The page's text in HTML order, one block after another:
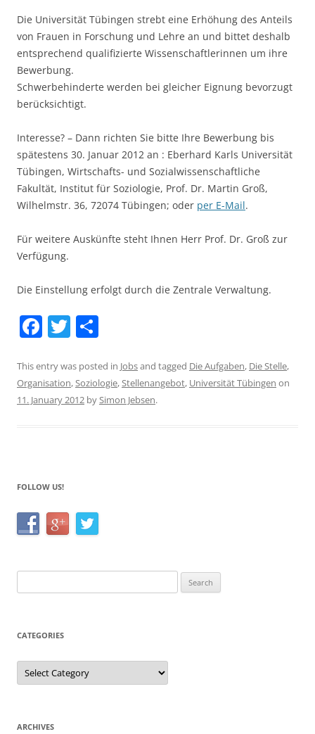
Die Universität Tübingen strebt eine Erhöhung des Anteils
von Frauen in Forschung und Lehre an und bittet deshalb
entsprechend qualifizierte Wissenschaftlerinnen um ihre
Bewerbung.
Schwerbehinderte werden bei gleicher Eignung bevorzugt
berücksichtigt.
Interesse? – Dann richten Sie bitte Ihre Bewerbung bis
spätestens 30. Januar 2012 an : Eberhard Karls Universität
Tübingen, Wirtschafts- und Sozialwissenschaftliche
Fakultät, Institut für Soziologie, Prof. Dr. Martin Groß,
Wilhelmstr. 36, 72074 Tübingen; oder per E-Mail.
Für weitere Auskünfte steht Ihnen Herr Prof. Dr. Groß zur
Verfügung.
Die Einstellung erfolgt durch die Zentrale Verwaltung.
F
c
e
k
T
itt
er
ar
e
This entry was posted in Jobsand tagged Die Aufgaben, Die Stelle,
Organisation,Soziologie,Stellenangebot, Universität Tübingen on
11. January 2012 bySimon Jebsen.
FOLLOW US!
for:
CATEGORIES
Categories
ARCHIVES